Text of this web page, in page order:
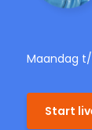
Maandag
Start